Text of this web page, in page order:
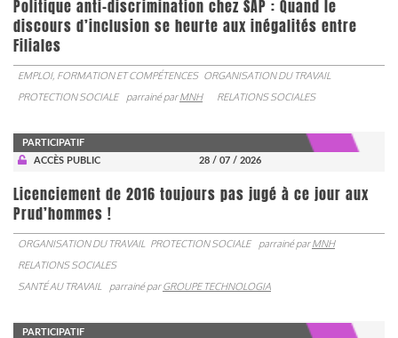
Politique anti-discrimination chez SAP : Quand le
discours d’inclusion se heurte aux inégalités entre
Filiales
EMPLOI, FORMATION ET COMPÉTENCES ORGANISATION DU TRAVAIL
PROTECTION SOCIALE
parrainé parMNH RELATIONS SOCIALES
PARTICIPATIF
ACCÈS PUBLIC
28 / 07 / 2026
Licenciement de 2016 toujours pas jugé à ce jour aux
Prud’hommes !
ORGANISATION DU TRAVAIL PROTECTION SOCIALE parrainé parMNH
RELATIONS SOCIALES
SANTÉ AU TRAVAIL
parrainé parGROUPE TECHNOLOGIA
PARTICIPATIF